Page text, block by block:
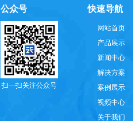
公众号
扫一扫关注公众号
快速导航
网站首页
产品展示
新闻中心
解决方案
案例展示
视频中心
关于我们